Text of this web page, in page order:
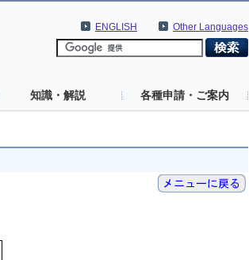
Other Languages
ENGLISH
知識・解説 各種申請・ご案内